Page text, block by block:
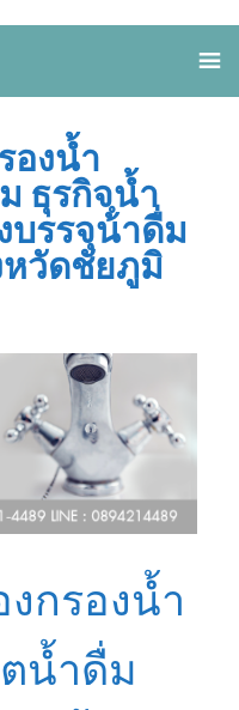
องน้ำ
ธุรกิจน้ำ
บรรจุน้ําดื่ม
หวัดชัยภูมิ
กรองน้ำ
น้ำดื่ม